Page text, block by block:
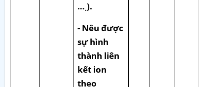
….).
- Nêu được
sự hình
thành liên
kết ion
theo